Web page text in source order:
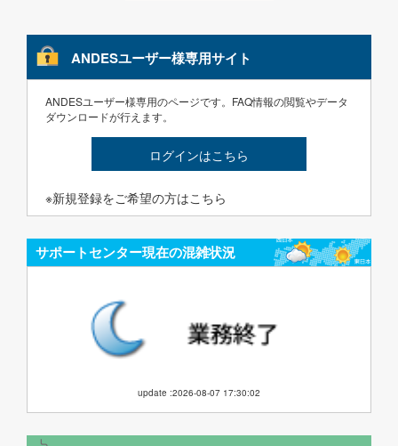
ANDESユーザー様専用サイト
ANDESユーザー様専用のページです。FAQ情報の閲覧やデータ
ダウンロードが行えます。
ログインはこちら
※新規登録をご希望の方はこちら
サポートセンター現在の混雑状況
update :2026-08-07 17:30:02